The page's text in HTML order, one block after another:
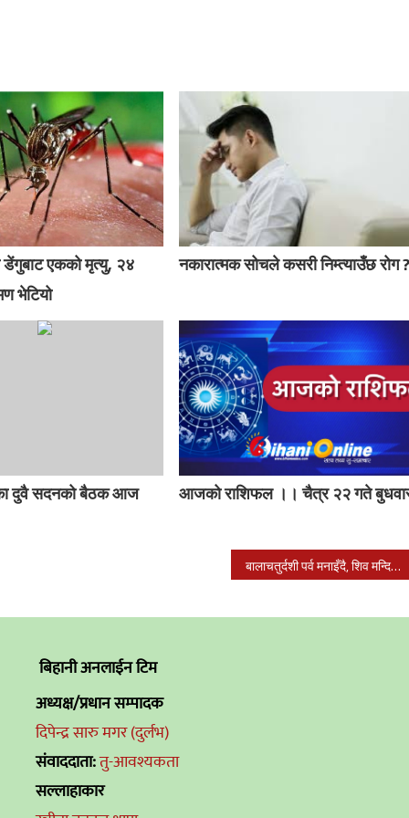
डेंगुबाट एकको मृत्यु, २४
भेटियो
नकारात्मक सोचले कसरी निम्त्याउँछ रोग
दुवै सदनको बैठक आज
आजको राशिफल ।। चैत्र २२ गते
बालाचतुर्दशी पर्व मनाइँदै, शिव मन्दिर परिसरहरुमा सतबिज छरिंदै
बिहानी अनलाईन टिम
अध्यक्ष/प्रधान सम्पादक
दिपेन्द्र सारु मगर (दुर्लभ)
संवाददाता:तु-आवश्यकता
सल्लाहाकार